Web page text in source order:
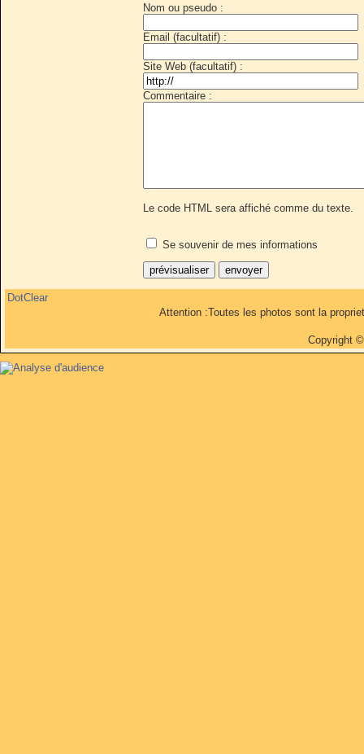
Nom ou pseudo :
Email (facultatif) :
Site Web (facultatif) :
Commentaire :
Le code HTML sera affiché comme du texte.
Se souvenir de mes informations
DotClear
Attention :Toutes les photos sont la
Copyright